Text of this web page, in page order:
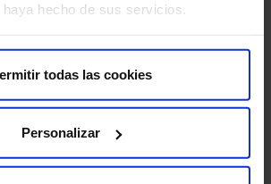
hecho de sus servicios.
todas las cookies
Personalizar